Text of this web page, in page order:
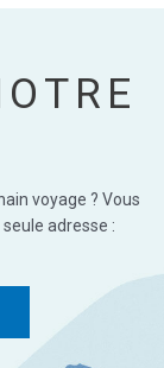
voyage ? Vous
adresse :